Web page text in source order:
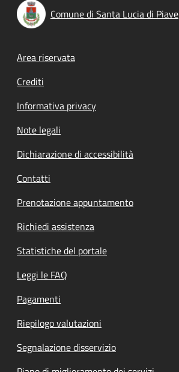
Comune di Santa Lucia di Piave
Footer menu
Area riservata
Crediti
Informativa privacy
Note legali
Dichiarazione di accessibilità
Contatti
Prenotazione appuntamento
Richiedi assistenza
Statistiche del portale
Leggi le FAQ
Pagamenti
Riepilogo valutazioni
Segnalazione disservizio